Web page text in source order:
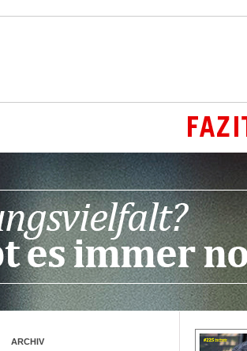
ARCHIV